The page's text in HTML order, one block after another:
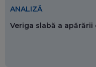
ANALIZĂ
Veriga slabă a apărării